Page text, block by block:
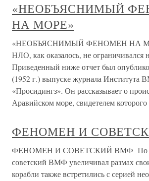
«НЕОБЪЯСНИМЫЙ
НА МОРЕ»
«НЕОБЪЯСНИМЫЙ ФЕНОМЕН НА
НЛО, как оказалось, не ограничивался
Приведенный ниже отчет был
(1952 г.) выпуске журнала Института
«Просидингз». Он рассказывает о
Аравийском море, свидетелем которого
ФЕНОМЕН И
ФЕНОМЕН И СОВЕТСКИЙ ВМФ По
советский ВМФ увеличивал размах
корабли также встретились с серией